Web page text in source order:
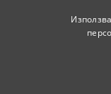
в нея хора,
по-лесен. Той
лежане,
на
е задължителен,